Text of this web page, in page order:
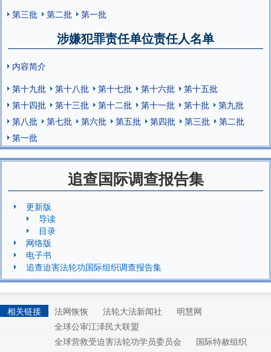
第三批
第二批 第一批
涉嫌犯罪责任单位责任人名单
内容简介
第十九批
第十八批 第十七批 第十六批
第十五批
第十四批
第十三批 第十二批 第十一批 第十批
第九批
第八批
第七批 第六批 第五批 第四批 第三批
第二批
第一批
追查国际调查报告集
更新版
导读
目录
网络版
电子书
追查迫害法轮功国际组织调查报告集
相关链接 法网恢恢 法轮大法新闻社
明慧网
全球公审江泽民大联盟
全球营救受迫害法轮功学员委员会
国际特赦组织